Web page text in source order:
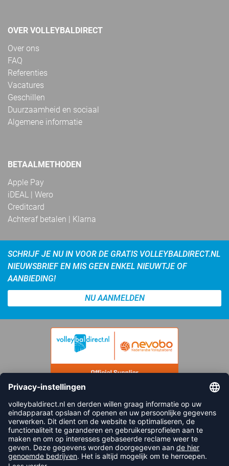
OVER VOLLEYBALDIRECT
Over ons
FAQ
Referenties
Vacatures
Geschillen
Duurzaamheid en sociaal
Algemene informatie
BETAALMETHODEN
Apple Pay
iDEAL | Wero
Creditcard
Achteraf betalen | Klarna
SCHRIJF JE NU IN VOOR DE GRATIS VOLLEYBALDIRECT.NL
NIEUWSBRIEF EN MIS GEEN ENKEL NIEUWTJE OF
AANBIEDING!
NU AANMELDEN
FOLLOW US